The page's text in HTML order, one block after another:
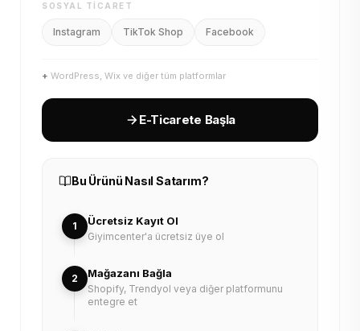
SOSYAL TICARET
Instagram TikTok Shop Facebook
+ WordPress, Wix ve diğer tüm platformlar
E-Ticarete Başla
Bu Ürünü Nasıl Satarım?
1 Ücretsiz Kayıt Ol
Giyimcenter'a ücretsiz üye ol
2 Mağazanı Bağla
Shopify, Trendyol veya diğer platformunu
entegre et